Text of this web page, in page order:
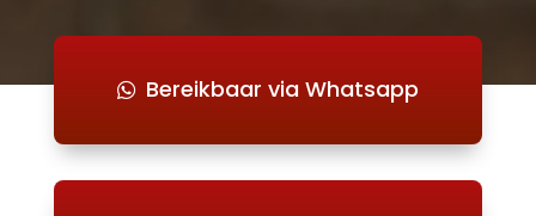
Bereikbaar via Whatsapp